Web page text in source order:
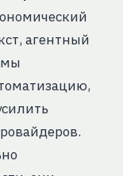
агентный